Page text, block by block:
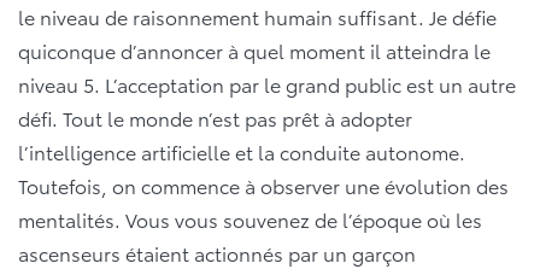
le niveau de raisonnement humain suffisant. Je défie
quiconque d’annoncer à quel moment il atteindra le
niveau 5. L’acceptation par le grand public est un autre
défi. Tout le monde n’est pas prêt à adopter
l’intelligence artificielle et la conduite autonome.
Toutefois, on commence à observer une évolution des
mentalités. Vous vous souvenez de l’époque où les
ascenseurs étaient actionnés par un garçon